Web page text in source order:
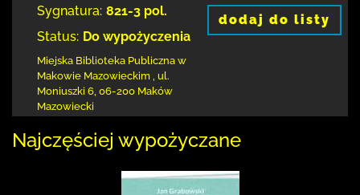
Sygnatura: 821-3 pol.
Status: Do wypożyczenia
Miejska Biblioteka Publiczna w
Makowie Mazowieckim ul.
Moniuszki 6 06-200 Maków
Mazowiecki
dodaj do listy
Najczęściej wypożyczane